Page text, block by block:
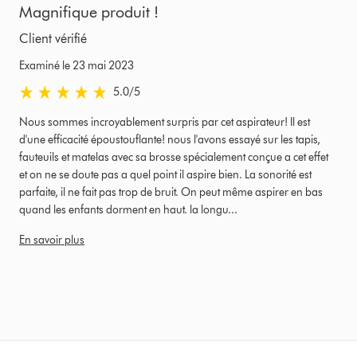
Magnifique produit !
Client vérifié
Examiné le 23 mai 2023
5.0 étoiles sur 5 de Examiné le 23 mai 2023 Ratings
5.0/5
Nous sommes incroyablement surpris par cet aspirateur! Il est
d'une efficacité époustouflante! nous l'avons essayé sur les tapis,
fauteuils et matelas avec sa brosse spécialement conçue a cet effet
et on ne se doute pas a quel point il aspire bien. La sonorité est
parfaite, il ne fait pas trop de bruit. On peut même aspirer en bas
quand les enfants dorment en haut. la longu...
En savoir plus